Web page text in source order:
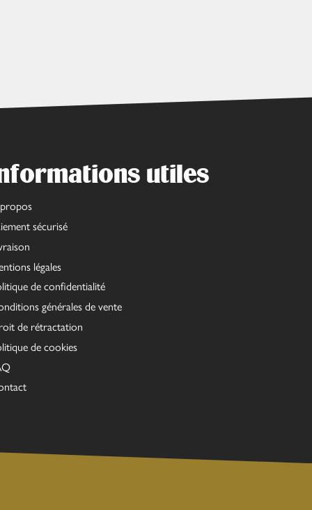
utiles
sécurisé
légales
de confidentialité
générales de vente
de rétractation
de cookies